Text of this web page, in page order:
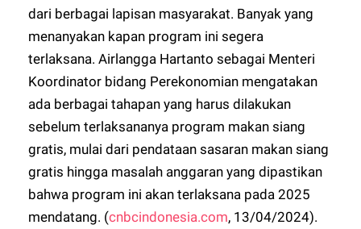
dari berbagai lapisan masyarakat. Banyak yang
menanyakan kapan program ini segera
terlaksana. Airlangga Hartanto sebagai Menteri
Koordinator bidang Perekonomian mengatakan
ada berbagai tahapan yang harus dilakukan
sebelum terlaksananya program makan siang
gratis, mulai dari pendataan sasaran makan siang
gratis hingga masalah anggaran yang dipastikan
bahwa program ini akan terlaksana pada 2025
mendatang. (cnbcindonesia.com, 13/04/2024).